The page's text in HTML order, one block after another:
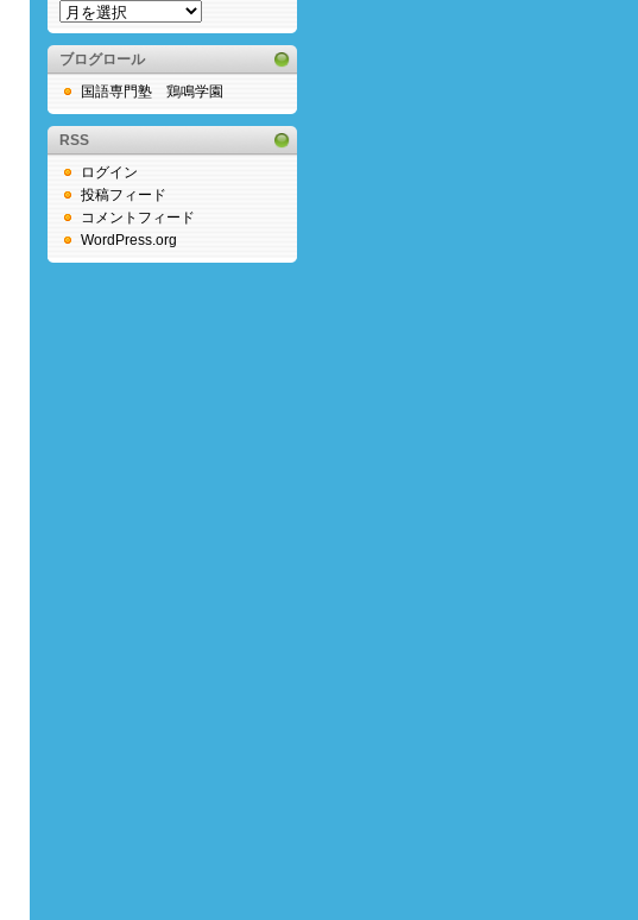
ア
ー
カ
イ
ブ
ブログロール
国語専門塾 鶏鳴学園
RSS
ログイン
投稿フィード
コメントフィード
WordPress.org